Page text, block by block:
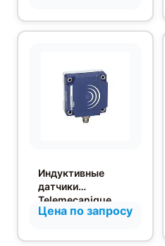
Индуктивные
датчики
Telemecanique
Osiprox в
корпусах
Цена по запросу